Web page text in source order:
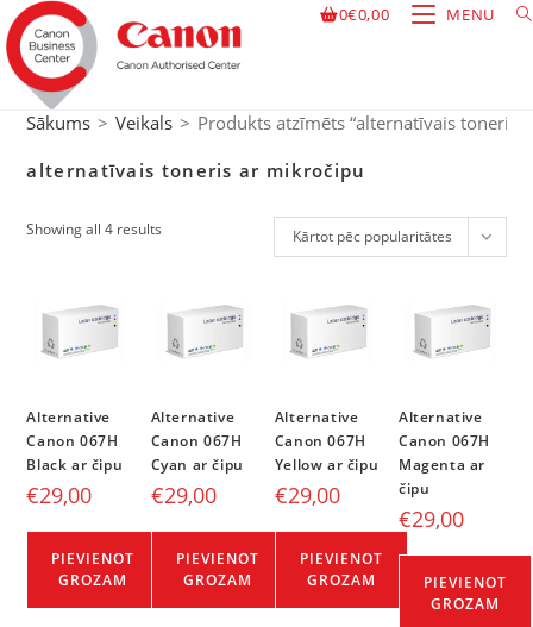
0€0,00 MENU
Sākums > Veikals > Produkts atzīmēts “alternatīvais toneris
alternatīvais toneris ar mikročipu
Showing all 4 results Kārtot pēc popularitātes
Alternative
Canon 067H
Black ar čipu
€29,00
PIEVIENOT
GROZAM
Alternative
Canon 067H
Cyan ar čipu
€29,00
PIEVIENOT
GROZAM
Alternative
Canon 067H
Yellow ar čipu
€29,00
PIEVIENOT
GROZAM
Alternative
Canon 067H
Magenta ar
čipu
€29,00
PIEVIENOT
GROZAM